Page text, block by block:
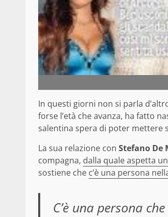
In questi giorni non si parla
forse l’età che avanza, ha fatto
salentina spera di poter mettere
La sua relazione con Stefano De
compagna, dalla quale aspetta
sostiene che c’è una persona
C’è una persona